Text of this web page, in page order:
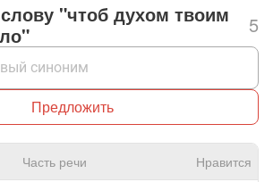
"чтоб духом твоим
5
Предложить
Часть речи Нравится